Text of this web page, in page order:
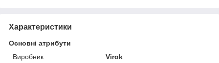
Характеристики
Основні атрибути
Виробник
Virok